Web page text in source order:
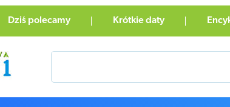
Dziś polecamy Krótkie daty